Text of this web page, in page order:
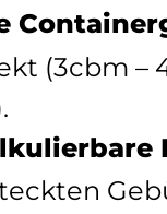
(3cbm –